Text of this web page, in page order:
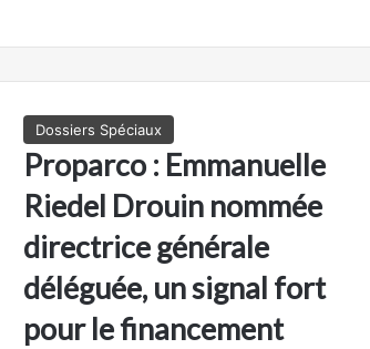
Dossiers Spéciaux
Proparco : Emmanuelle
Riedel Drouin nommée
directrice générale
déléguée, un signal fort
pour le financement